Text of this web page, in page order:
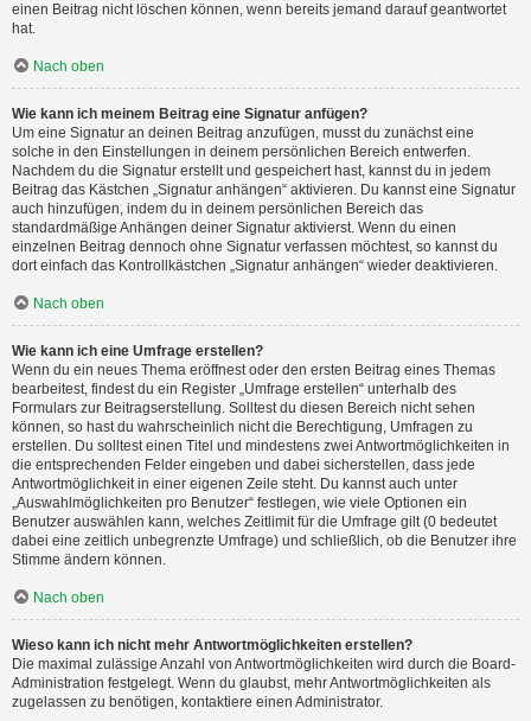
einen Beitrag nicht löschen können, wenn bereits jemand darauf geantwortet
hat.
Nach oben
Wie kann ich meinem Beitrag eine Signatur anfügen?
Um eine Signatur an deinen Beitrag anzufügen, musst du zunächst eine
solche in den Einstellungen in deinem persönlichen Bereich entwerfen.
Nachdem du die Signatur erstellt und gespeichert hast, kannst du in jedem
Beitrag das Kästchen „Signatur anhängen“ aktivieren. Du kannst eine Signatur
auch hinzufügen, indem du in deinem persönlichen Bereich das
standardmäßige Anhängen deiner Signatur aktivierst. Wenn du einen
einzelnen Beitrag dennoch ohne Signatur verfassen möchtest, so kannst du
dort einfach das Kontrollkästchen „Signatur anhängen“ wieder deaktivieren.
Nach oben
Wie kann ich eine Umfrage erstellen?
Wenn du ein neues Thema eröffnest oder den ersten Beitrag eines Themas
bearbeitest, findest du ein Register „Umfrage erstellen“ unterhalb des
Formulars zur Beitragserstellung. Solltest du diesen Bereich nicht sehen
können, so hast du wahrscheinlich nicht die Berechtigung, Umfragen zu
erstellen. Du solltest einen Titel und mindestens zwei Antwortmöglichkeiten in
die entsprechenden Felder eingeben und dabei sicherstellen, dass jede
Antwortmöglichkeit in einer eigenen Zeile steht. Du kannst auch unter
„Auswahlmöglichkeiten pro Benutzer“ festlegen, wie viele Optionen ein
Benutzer auswählen kann, welches Zeitlimit für die Umfrage gilt (0 bedeutet
dabei eine zeitlich unbegrenzte Umfrage) und schließlich, ob die Benutzer ihre
Stimme ändern können.
Nach oben
Wieso kann ich nicht mehr Antwortmöglichkeiten erstellen?
Die maximal zulässige Anzahl von Antwortmöglichkeiten wird durch die Board-
Administration festgelegt. Wenn du glaubst, mehr Antwortmöglichkeiten als
zugelassen zu benötigen, kontaktiere einen Administrator.